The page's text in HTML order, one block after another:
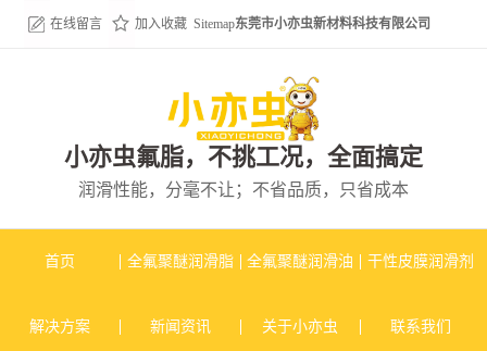
在线留言 加入收藏 Sitemap东莞市小亦虫新材料科技有限公司
小亦虫氟脂，不挑工况，全面搞定
润滑性能，分毫不让；不省品质，只省成本
首页 全氟聚醚润滑脂 全氟聚醚润滑油 干性皮膜润滑剂
解决方案 新闻资讯 关于小亦虫 联系我们